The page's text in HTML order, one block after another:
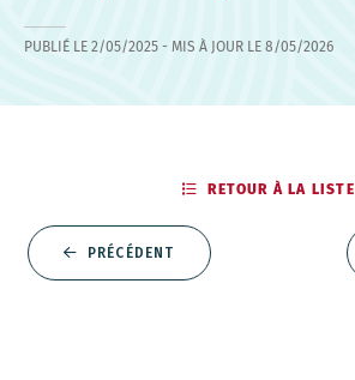
PUBLIÉ LE 2/05/2025 - MIS À JOUR LE 8/05/2026
PRÉCÉDENT
RETOUR À LA LISTE